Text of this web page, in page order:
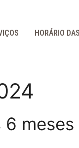
HORÁRIO